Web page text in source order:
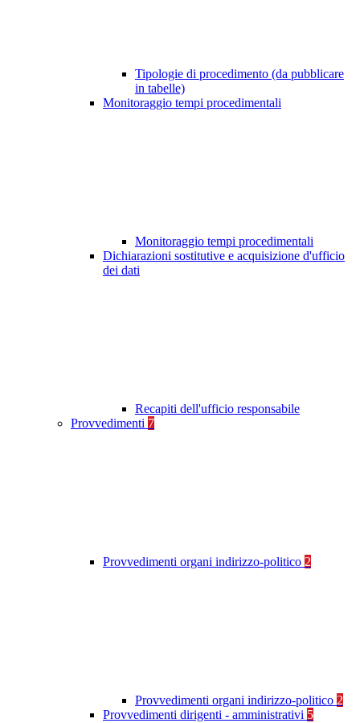
Tipologie di procedimento (da pubblicare
in tabelle)
Monitoraggio tempi procedimentali
Monitoraggio tempi procedimentali
Dichiarazioni sostitutive e acquisizione d'ufficio
dei dati
Recapiti dell'ufficio responsabile
Provvedimenti 7
Provvedimenti organi indirizzo-politico 2
Provvedimenti organi indirizzo-politico 2
Provvedimenti dirigenti - amministrativi 5